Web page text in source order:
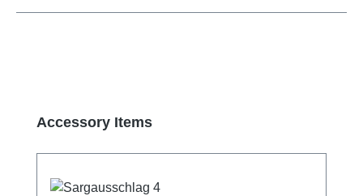
Produktgalerie überspringen
Accessory Items